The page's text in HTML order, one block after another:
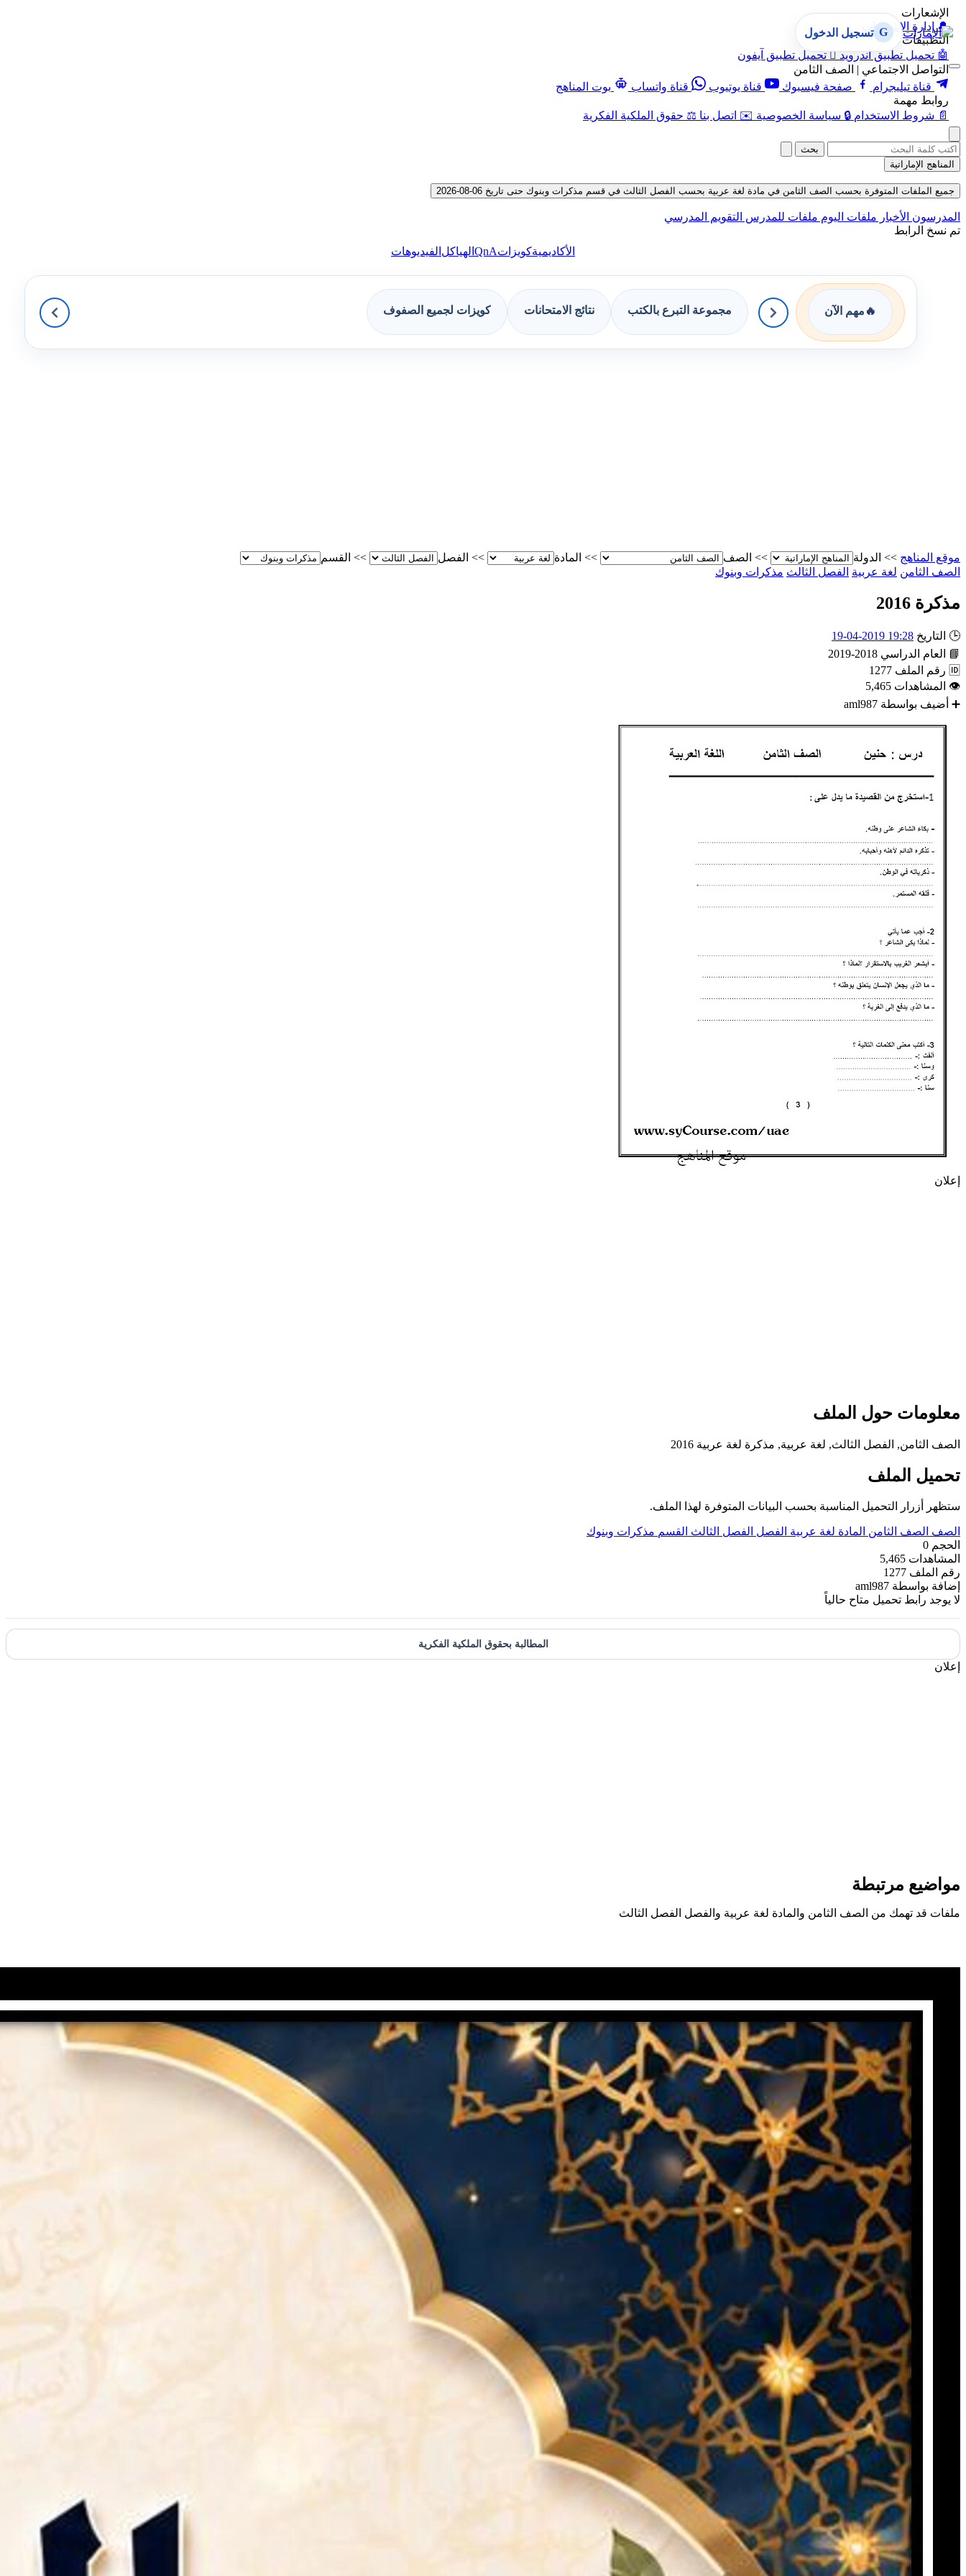
الإشعارات
🔔 إدارة الإشعارات
التطبيقات
🤖 تحميل تطبيق أندرويد  تحميل تطبيق آيفون
التواصل الاجتماعي | الصف الثامن
قناة تيليجرام
صفحة فيسبوك قناة يوتيوب قناة واتساب
بوت المناهج
روابط مهمة
📄 شروط الاستخدام 🔒 سياسة الخصوصية ✉️ اتصل بنا ⚖️ حقوق الملكية الفكرية
G تسجيل الدخول
بحث
المناهج الإماراتية
جميع الملفات المتوفرة بحسب الصف الثامن في مادة لغة عربية بحسب الفصل الثالث في قسم مذكرات وبنوك حتى تاريخ 06-08-2026
المدرسون الأخبار ملفات اليوم ملفات للمدرس التقويم المدرسي
تم نسخ الرابط
الأكاديميةكويزاتQnA الهياكل الفيديوهات
🔥 مهم الآن مجموعة التبرع بالكتب نتائج الامتحانات كويزات لجميع الصفوف
موقع المناهج >> الدولة >> الصف >> المادة >> الفصل >> القسم
الصف الثامن لغة عربية الفصل الثالث مذكرات وبنوك
مذكرة 2016
🕒 التاريخ 19:28 2019-04-19
📘
العام الدراسي 2018-2019
🆔 رقم الملف 1277
👁 المشاهدات 5,465
➕ أضيف بواسطة aml987
إعلان
معلومات حول الملف
الصف الثامن, الفصل الثالث, لغة عربية, مذكرة لغة عربية 2016
تحميل الملف
ستظهر أزرار التحميل المناسبة بحسب البيانات المتوفرة لهذا الملف.
الصف الصف الثامن المادة لغة عربية الفصل الفصل الثالث القسم مذكرات وبنوك
الحجم 0
المشاهدات 5,465
رقم الملف 1277
إضافة بواسطة aml987
لا يوجد رابط تحميل متاح حالياً
المطالبة بحقوق الملكية الفكرية
إعلان
مواضيع مرتبطة
ملفات قد تهمك من الصف الثامن والمادة لغة عربية والفصل الفصل الثالث